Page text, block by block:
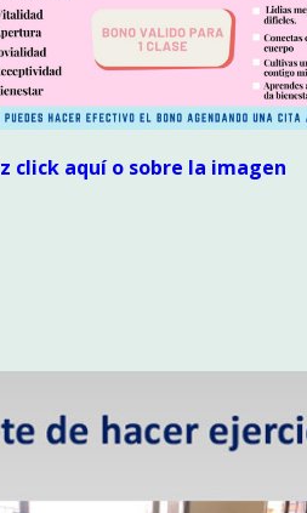
z click aquí o sobre la imagen